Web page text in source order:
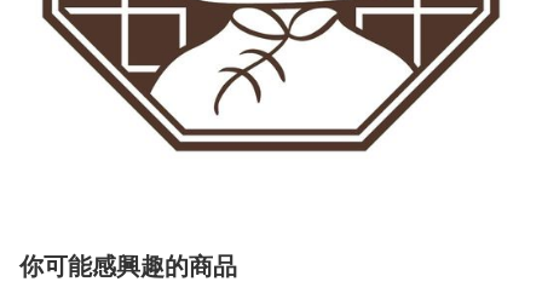
你可能感興趣的商品